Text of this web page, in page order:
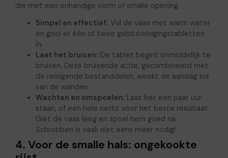
die met een onhandige vorm of smalle opening.
Simpel en effectief: Vul de vaas met warm water
en gooi er één of twee gebitsreinigingstabletten
in.
Laat het bruisen: De tablet begint onmiddellijk te
bruisen. Deze bruisende actie, gecombineerd met
de reinigende bestanddelen, weekt de aanslag los
van de wanden.
Wachten en omspoelen: Laat het een paar uur
staan, of een hele nacht voor het beste resultaat.
Giet de vaas leeg en spoel hem goed na.
Schrobben is vaak niet eens meer nodig!
4. Voor de smalle hals: ongekookte